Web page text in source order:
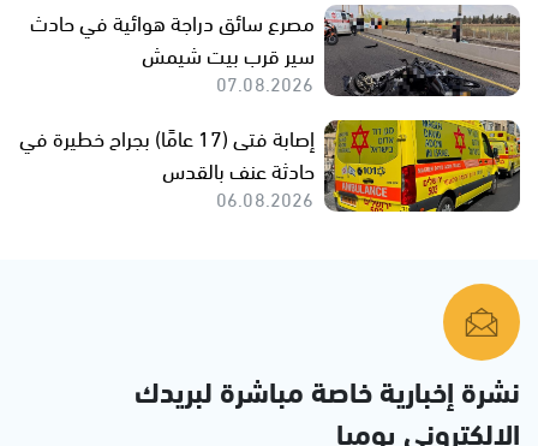
مصرع سائق دراجة هوائية في حادث
سير قرب بيت شيمش
07.08.2026
إصابة فتى (17 عامًا) بجراح خطيرة في
حادثة عنف بالقدس
06.08.2026
نشرة إخبارية خاصة مباشرة لبريدك
الإلكتروني يوميا